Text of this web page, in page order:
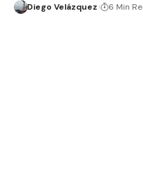
Diego Velázquez 6 Min